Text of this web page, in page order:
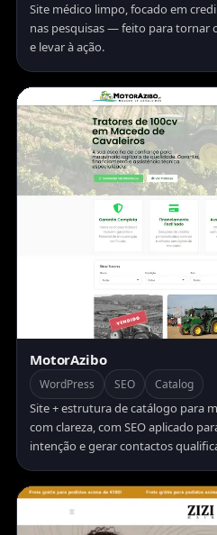
Site médico limpo, focado em
nas pesquisas — feito para tornar
e levar à ação.
MotorAzibo
WordPress SEO Catalog
Site + estrutura de catálogo para
com clareza, com SEO aplicado
intenção e gerar contactos